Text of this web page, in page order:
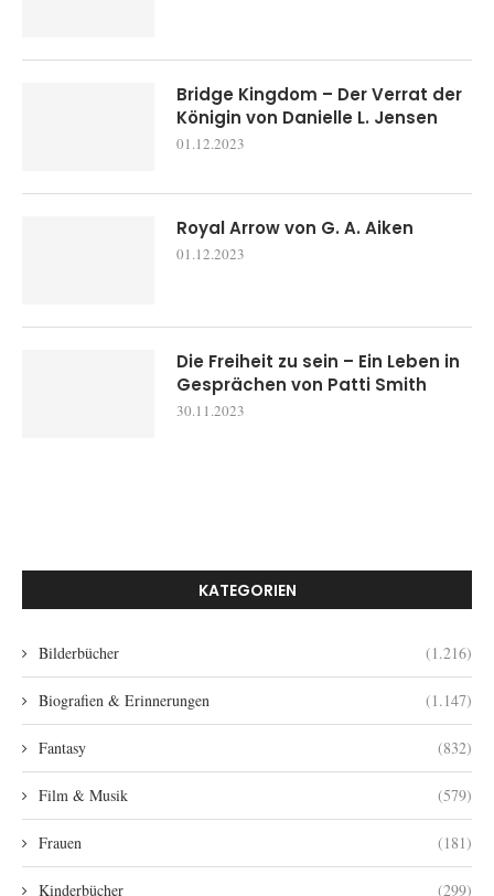
Bridge Kingdom – Der Verrat der
Königin von Danielle L. Jensen
01.12.2023
Royal Arrow von G. A. Aiken
01.12.2023
Die Freiheit zu sein – Ein Leben in
Gesprächen von Patti Smith
30.11.2023
KATEGORIEN
Bilderbücher (1.216)
Biografien & Erinnerungen (1.147)
Fantasy (832)
Film & Musik (579)
Frauen (181)
Kinderbücher (299)